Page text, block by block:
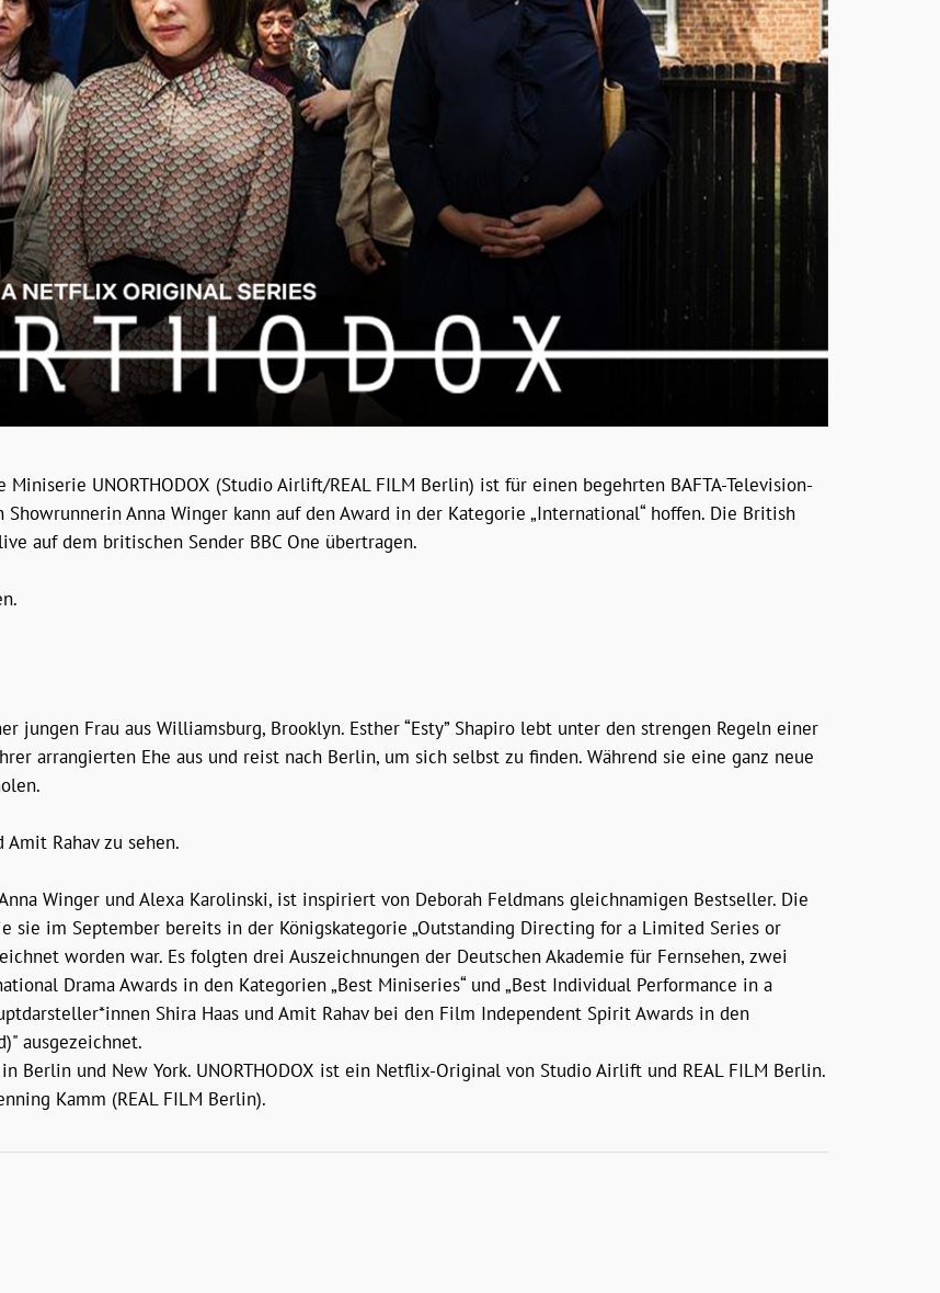
UNORTHODOX (Studio Airlift/REAL FILM Berlin) ist für einen begehrten BAFTA-Television-
Anna Winger kann auf den Award in der Kategorie „International“ hoffen. Die British
auf dem britischen Sender BBC One übertragen.
jungen Frau aus Williamsburg, Brooklyn. Esther “Esty” Shapiro lebt unter den strengen Regeln einer
arrangierten Ehe aus und reist nach Berlin, um sich selbst zu finden. Während sie eine ganz neue
Rahav zu sehen.
Winger und Alexa Karolinski, ist inspiriert von Deborah Feldmans gleichnamigen Bestseller. Die
sie im September bereits in der Königskategorie „Outstanding Directing for a Limited Series or
worden war. Es folgten drei Auszeichnungen der Deutschen Akademie für Fernsehen, zwei
Drama Awards in den Kategorien „Best Miniseries“ und „Best Individual Performance in a
Shira Haas und Amit Rahav bei den Film Independent Spirit Awards in den
ausgezeichnet.
Berlin und New York. UNORTHODOX ist ein Netflix-Original von Studio Airlift und REAL FILM Berlin.
Kamm (REAL FILM Berlin).